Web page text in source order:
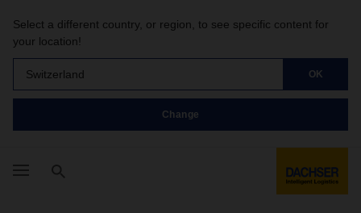
Select a different country, or region, to see specific content for
your location!
Switzerland OK
Change